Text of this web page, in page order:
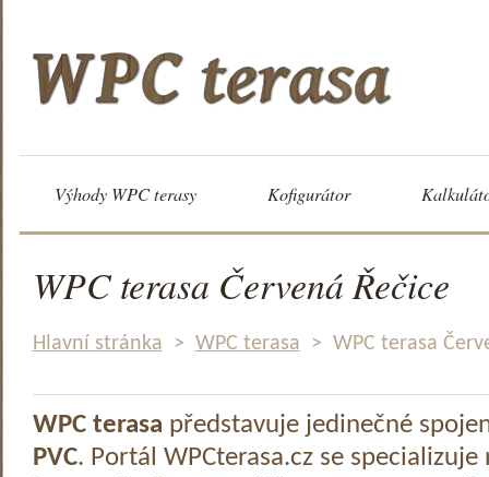
Výhody WPC terasy Kofigurátor
WPC terasa Červená Řečice
Hlavní stránka > WPC terasa > WPC terasa
WPC terasa představuje jedinečné
PVC. Portál WPCterasa.cz se specializuje